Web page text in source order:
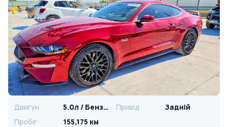
Двигун 5.0л / Бензин Привід
Задній
Пробіг
155,175 км